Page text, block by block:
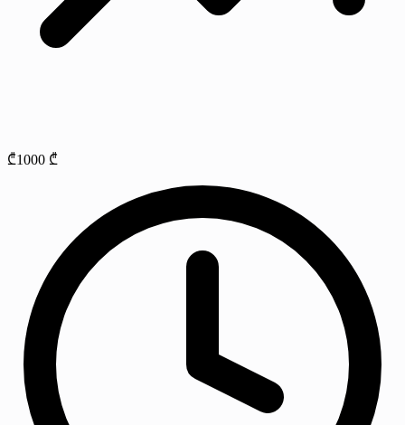
₾1000 ₾